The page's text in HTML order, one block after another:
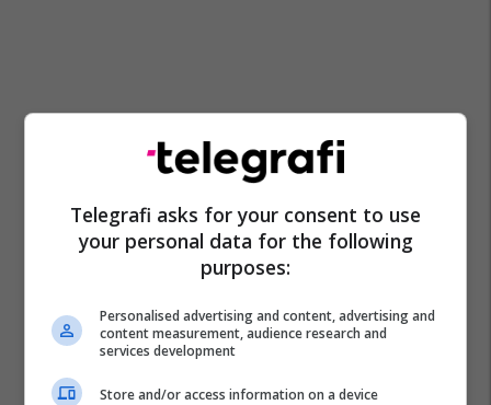
Telegrafi asks for your consent to use
your personal data for the following
purposes:
Personalised advertising and content, advertising and
content measurement, audience research and
services development
Store and/or access information on a device